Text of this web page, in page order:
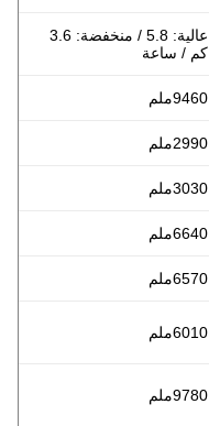
عالية: 5.8 / منخفضة: 3.6
كم / ساعة
9460ملم
2990ملم
3030ملم
6640ملم
6570ملم
6010ملم
9780ملم